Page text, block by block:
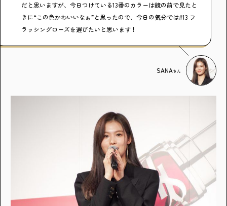
だと思いますが、今日つけている13番のカラーは鏡の前で見たと
きに“この色かわいいなぁ”と思ったので、今日の気分では#13 フ
ラッシングローズを選びたいと思います！
SANAさん